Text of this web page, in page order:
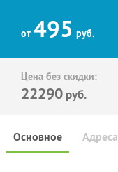
от 495 руб.
Цена без скидки:
22290 руб.
Основное Адреса